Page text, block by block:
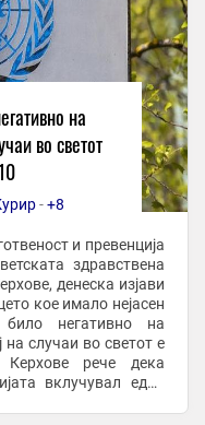
на
во светот
-+8
и превенција
здравствена
денеска изјави
кое имало нејасен
било негативно на
на случаи во светот е
рече дека
вклучувал едно